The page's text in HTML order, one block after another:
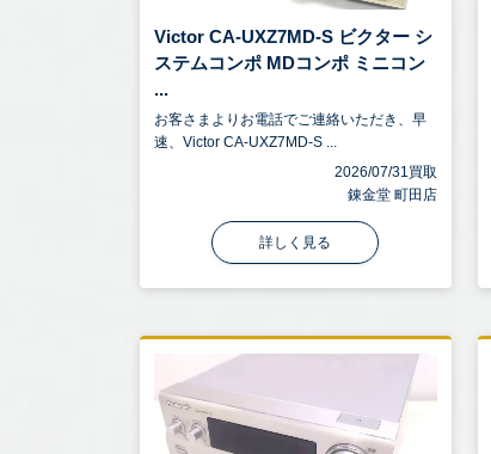
Victor CA-UXZ7MD-S ビクター シ
ステムコンポ MDコンポ ミニコン
...
お客さまよりお電話でご連絡いただき、早
速、Victor CA-UXZ7MD-S ...
2026/07/31買取
錬金堂 町田店
詳しく見る